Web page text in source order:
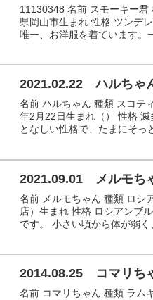
11130348 名前 スモーキー
県岡山市生まれ 性格 ツンデ
唯一、お洋服を着ています。
2021.02.22 ハルちゃ
名前 ハルちゃん 種類 スコテ
年2月22日生まれ（） 性格
となしい性格で、たまにそっ
2021.09.01 メルモち
名前 メルモちゃん 種類 ロシ
店）生まれ 性格 ロシアンブ
です。 小さい頃から体が弱く
2014.08.25 コマリち
名前 コマリちゃん 種類 ラム